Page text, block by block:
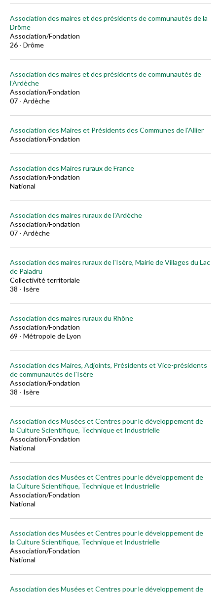
Association des maires et des présidents de communautés de la
Drôme
Association/Fondation
26 - Drôme
Association des maires et des présidents de communautés de
l’Ardèche
Association/Fondation
07 - Ardèche
Association des Maires et Présidents des Communes de l'Allier
Association/Fondation
Association des Maires ruraux de France
Association/Fondation
National
Association des maires ruraux de l'Ardèche
Association/Fondation
07 - Ardèche
Association des maires ruraux de l'Isère, Mairie de Villages du Lac
de Paladru
Collectivité territoriale
38 - Isère
Association des maires ruraux du Rhône
Association/Fondation
69 - Métropole de Lyon
Association des Maires, Adjoints, Présidents et Vice-présidents
de communautés de l'Isère
Association/Fondation
38 - Isère
Association des Musées et Centres pour le développement de
la Culture Scientifique, Technique et Industrielle
Association/Fondation
National
Association des Musées et Centres pour le développement de
la Culture Scientifique, Technique et Industrielle
Association/Fondation
National
Association des Musées et Centres pour le développement de
la Culture Scientifique, Technique et Industrielle
Association/Fondation
National
Association des Musées et Centres pour le développement de